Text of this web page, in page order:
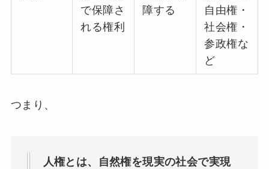
で保障さ
れる権利
障する
自由権・
社会権・
参政権な
ど
つまり、
人権とは、自然権を現実の社会で実現